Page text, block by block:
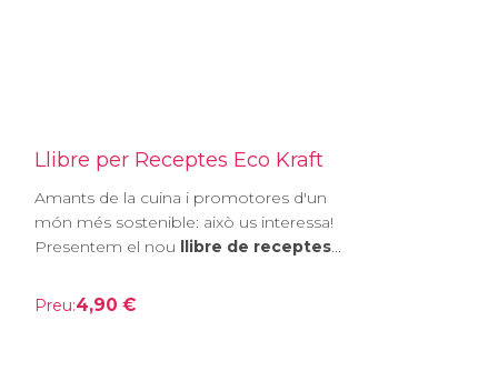
Llibre per Receptes Eco Kraft
Amants de la cuina i promotores d'un
món més sostenible: això us interessa!
Presentem el nou llibre de receptes...
Preu:4,90 €